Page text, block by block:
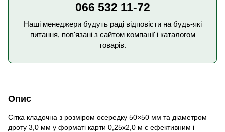
066 532 11-72
Наші менеджери будуть раді відповісти на будь-які
питання, пов'язані з сайтом компанії і каталогом
товарів.
Опис
Сітка кладочна з розміром осередку 50×50 мм та діаметром
дроту 3,0 мм у форматі карти 0,25х2,0 м є ефективним і